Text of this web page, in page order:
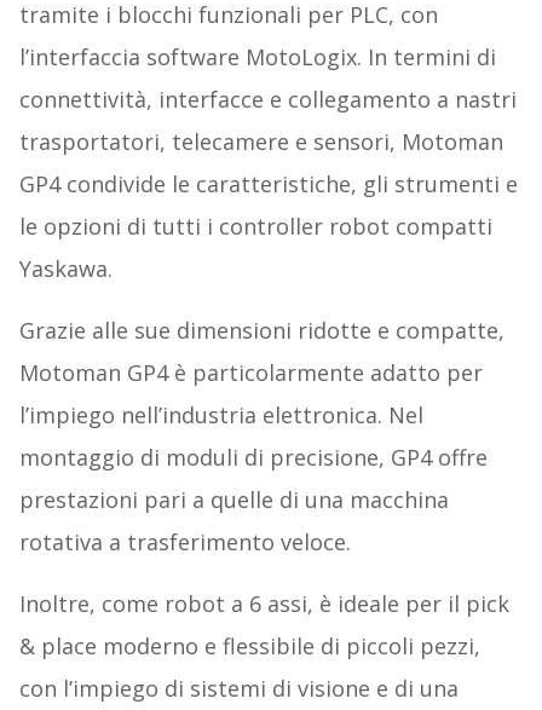
tramite i blocchi funzionali per PLC, con
l’interfaccia software MotoLogix. In termini di
connettività, interfacce e collegamento a nastri
trasportatori, telecamere e sensori, Motoman
GP4 condivide le caratteristiche, gli strumenti e
le opzioni di tutti i controller robot compatti
Yaskawa.
Grazie alle sue dimensioni ridotte e compatte,
Motoman GP4 è particolarmente adatto per
l’impiego nell’industria elettronica. Nel
montaggio di moduli di precisione, GP4 offre
prestazioni pari a quelle di una macchina
rotativa a trasferimento veloce.
Inoltre, come robot a 6 assi, è ideale per il pick
& place moderno e flessibile di piccoli pezzi,
con l’impiego di sistemi di visione e di una